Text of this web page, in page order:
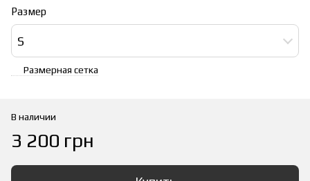
Размер
S
Размерная сетка
В наличии
3 200 грн